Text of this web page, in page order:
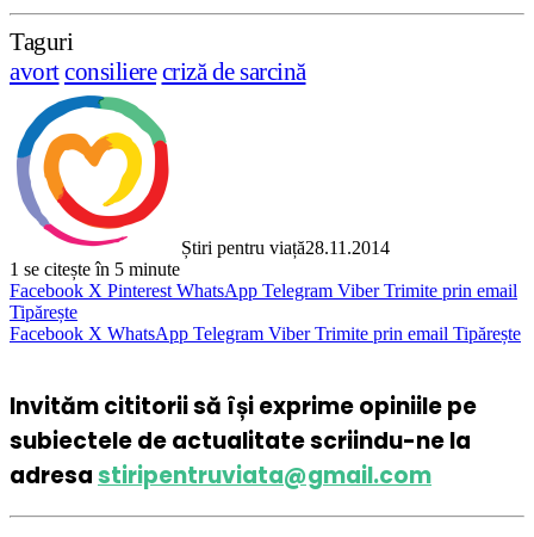
Taguri
avortconsiliere criză de sarcină
Știri pentru viață28.11.2014
1 se citește în 5 minute
Facebook X Pinterest WhatsApp Telegram Viber Trimite prin email
Tipărește
Facebook X WhatsApp Telegram Viber Trimite prin email Tipărește
Invităm cititorii să își exprime opiniile pe
subiectele de actualitate scriindu-ne la
adresastiripentruviata@gmail.com